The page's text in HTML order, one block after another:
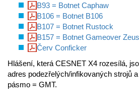
B93 = Botnet Caphaw
B106 = Botnet B106
B107 = Botnet Rustock
B157 = Botnet Gameover Zeus
Červ Conficker
Hlášení, která CESNET X4 rozesílá,
adres podezřelých/infikovaných strojů
pásmo = GMT.